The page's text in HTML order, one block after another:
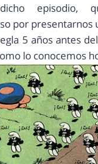
episodio,
por presentarnos
5 años antes
lo conocemos